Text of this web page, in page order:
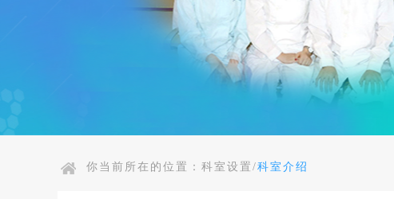
你当前所在的位置： 科室设置/科室介绍